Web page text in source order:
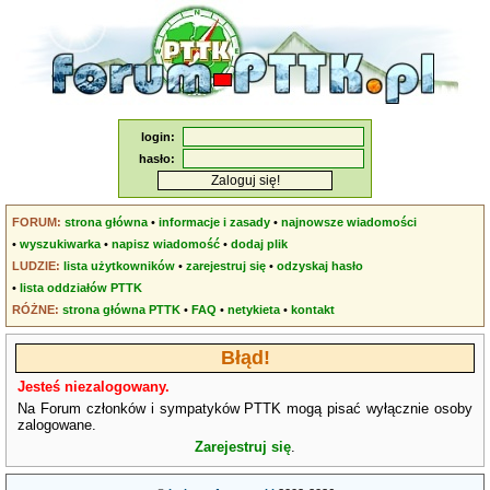
login:
hasło:
FORUM: strona główna •informacje i zasady •najnowsze wiadomości
•wyszukiwarka •napisz wiadomość •dodaj plik
LUDZIE: lista użytkowników •zarejestruj się •odzyskaj hasło
•lista oddziałów PTTK
RÓŻNE: strona główna PTTK •FAQ •netykieta •kontakt
Błąd!
Jesteś niezalogowany.
Na Forum członków i sympatyków PTTK mogą pisać wyłącznie osoby
zalogowane.
Zarejestruj się.